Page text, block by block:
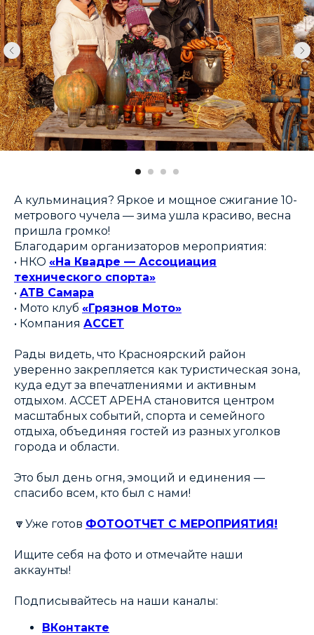
А кульминация? Яркое и мощное сжигание 10-
метрового чучела — зима ушла красиво, весна
пришла громко!
Благодарим организаторов мероприятия:
• НКО «На Квадре — Ассоциация
технического спорта»
• АТВ Самара
• Мото клуб «Грязнов Мото»
• Компания АССЕТ
Рады видеть, что Красноярский район
уверенно закрепляется как туристическая зона,
куда едут за впечатлениями и активным
отдыхом. АССЕТ АРЕНА становится центром
масштабных событий, спорта и семейного
отдыха, объединяя гостей из разных уголков
города и области.
Это был день огня, эмоций и единения —
спасибо всем, кто был с нами!
🔽Уже готов ФОТООТЧЕТ С МЕРОПРИЯТИЯ!
Ищите себя на фото и отмечайте наши
аккаунты!
Подписывайтесь на наши каналы:
ВКонтакте